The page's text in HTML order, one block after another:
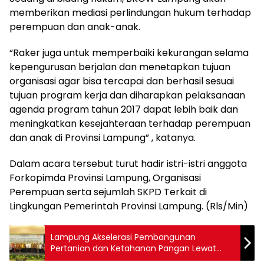
memberikan mediasi perlindungan hukum terhadap
perempuan dan anak-anak.
“Raker juga untuk memperbaiki kekurangan selama
kepengurusan berjalan dan menetapkan tujuan
organisasi agar bisa tercapai dan berhasil sesuai
tujuan program kerja dan diharapkan pelaksanaan
agenda program tahun 2017 dapat lebih baik dan
meningkatkan kesejahteraan terhadap perempuan
dan anak di Provinsi Lampung” , katanya.
Dalam acara tersebut turut hadir istri-istri anggota
Forkopimda Provinsi Lampung, Organisasi
Perempuan serta sejumlah SKPD Terkait di
Lingkungan Pemerintah Provinsi Lampung. (Rls/Min)
Lampung Akselerasi Pembangunan
Pertanian dan Ketahanan Pangan Lewat
Agroinovasi